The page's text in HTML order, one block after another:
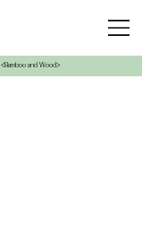
<Bamboo and Wood>